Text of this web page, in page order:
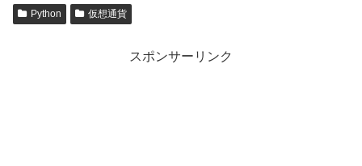
Python 仮想通貨
スポンサーリンク